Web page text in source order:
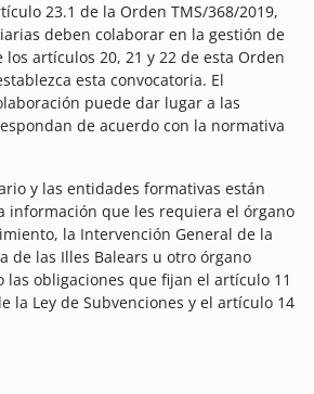
23.1 de la Orden TMS/368/2019,
deben colaborar en la gestión de
los artículos 20, 21 y 22 de esta Orden
esta convocatoria. El
puede dar lugar a las
de acuerdo con la normativa
y las entidades formativas están
información que les requiera el órgano
la Intervención General de la
de las Illes Balears u otro órgano
las obligaciones que fijan el artículo 11
la Ley de Subvenciones y el artículo 14